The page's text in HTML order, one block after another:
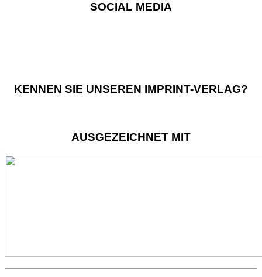
SOCIAL MEDIA
KENNEN SIE UNSEREN IMPRINT-VERLAG?
AUSGEZEICHNET MIT